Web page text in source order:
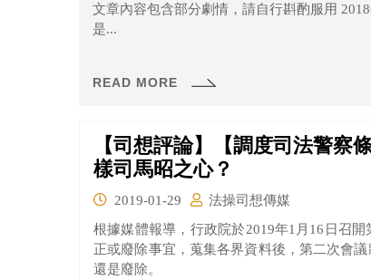
文章內容包含部分劇情，請自行斟酌服用
是...
READ MORE
【司想評論】【調度司法警察
樣司馬昭之心？
2019-01-29
法操司想傳媒
根據媒體報導，行政院於2019年1月16日召
正或廢除事宜，蒐集各界資料後，第二次會
還是廢除。